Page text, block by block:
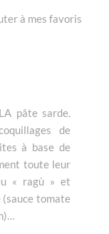
à mes favoris
pâte sarde.
de
à base de
toute leur
« ragù » et
tomate